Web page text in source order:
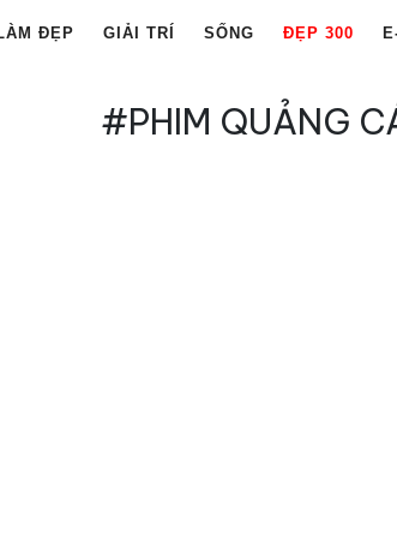
ĐẸP GIẢI TRÍ SỐNG ĐẸP 300
#PHIM QUẢNG